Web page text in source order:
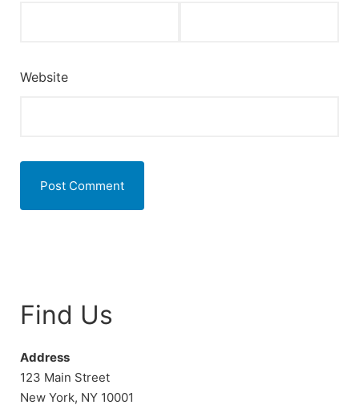
Website
Find Us
Address
123 Main Street
New York, NY 10001